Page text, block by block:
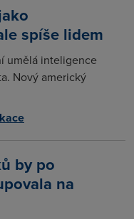
spíše lidem
umělá inteligence
Nový americký
by po
na